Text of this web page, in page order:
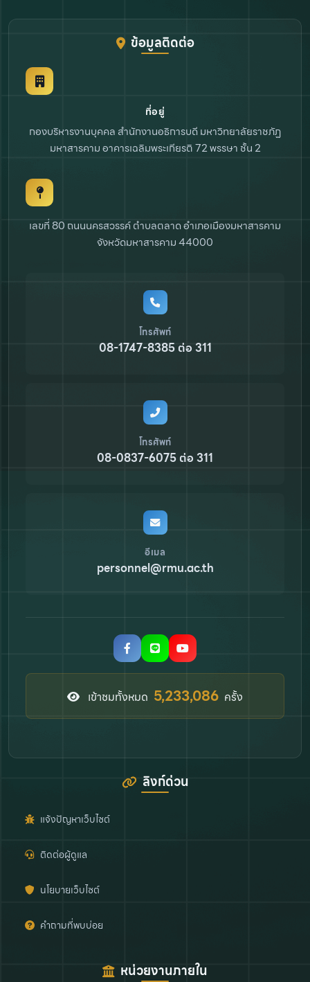
ข้อมูลติดต่อ
ที่อยู่
กองบริหารงานบุคคล สำนักงานอธิการบดีมหาวิทยาลัยราชภัฏ
มหาสารคามอาคารเฉลิมพระเกียรติ 72 พรรษา ชั้น 2
เลขที่ 80 ถนนนครสวรรค์ ตำบลตลาดอำเภอเมืองมหาสารคาม
จังหวัดมหาสารคาม 44000
โทรศัพท์
08-1747-8385 ต่อ 311
โทรศัพท์
08-0837-6075 ต่อ 311
อีเมล
personnel@rmu.ac.th
เข้าชมทั้งหมด 7,058,581 ครั้ง
ลิงก์ด่วน
แจ้งปัญหาเว็บไซต์
ติดต่อผู้ดูแล
นโยบายเว็บไซต์
คำถามที่พบบ่อย
หน่วยงานภายใน